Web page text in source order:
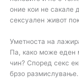
оние кои не сакале
сексуален живот
Уметноста на
Па, како може еден
чин? Според секс
брзо